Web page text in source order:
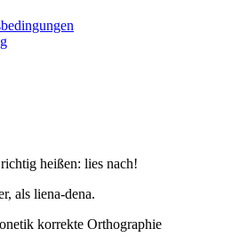
heißen: lies nach!
als liena-dena.
korrekte Orthographie